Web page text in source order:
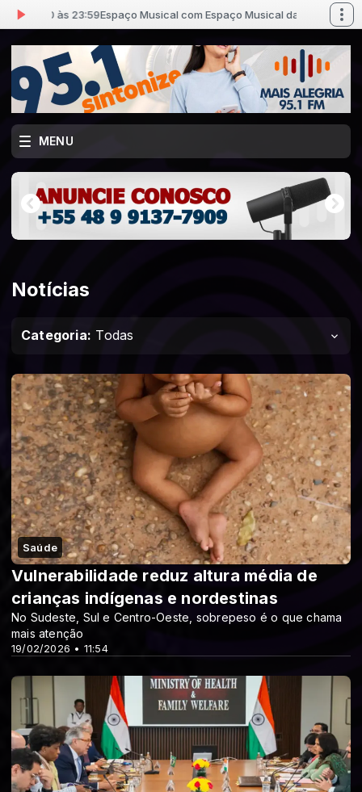
às 23:59Espaço Musical com Espaço Musical das 06:00 às 23:59
MENU
Notícias
Categoria: Todas
Saúde
19/02/2026 • 11:54
Vulnerabilidade reduz altura média de
crianças indígenas e nordestinas
No Sudeste, Sul e Centro-Oeste, sobrepeso é o que chama
mais atenção